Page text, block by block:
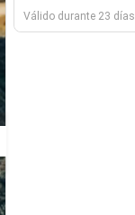
Válido durante 23 días